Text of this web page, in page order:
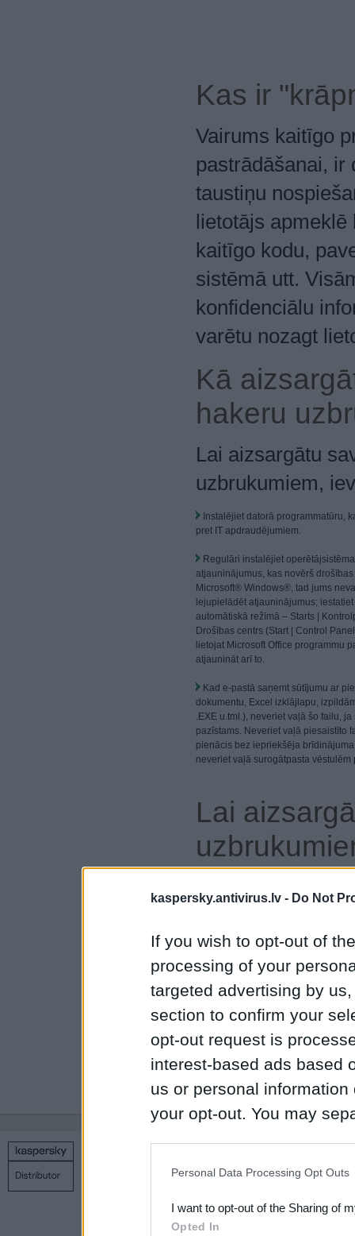
kaspersky.antivirus.lv - Do Not
If you wish to opt-out of
processing of your
targeted advertising by
section to confirm your
opt-out request is
interest-based ads based
us or personal
your opt-out. You may
Downstream Participants
Personal Data Processing Opt Outs
I want to opt-out of the Sharing of
Opted In
Kas ir
Vairums kaitīgo
pastrādāšanai, ir
taustiņu
lietotājs
kaitīgo kodu,
sistēmā utt.
konfidenciālu
varētu nozagt
Kā
hakeru
Lai aizsargātu
uzbrukumiem,
Instalējiet datorā programmatūru,
pret IT apdraudējumiem.
Regulāri instalējiet
atjauninājumus, kas novērš
Microsoft® Windows®, tad jums
lejupielādēt atjauninājumus;
automātiskā režīmā – Starts |
Drošības centrs (Start | Control
lietojat Microsoft Office programmu
atjaunināt arī to.
Kad e-pastā saņemt sūtījumu ar
dokumentu, Excel izklājlapu,
.EXE u.tml.), neveriet vaļā šo failu,
pazīstams. Neveriet vaļā piesaistīto
pienācis bez iepriekšēja
neveriet vaļā surogātpasta vēstulēm
Lai
Ievērojiet
Administratora
nepieciešams.
Veiciet datu
Privātuma politika Uz sākumu